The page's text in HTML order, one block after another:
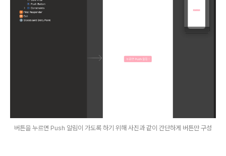
버튼을 누르면 Push 알림이 가도록 하기 위해 사진과 같이 간단하게 버튼만 구성